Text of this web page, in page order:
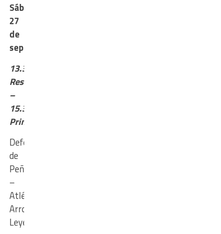
Sábado
27
de
septiembre
13.30
Reserva
–
15.30
Primera
Defensores
de
Peñaloza
–
Atlético
Arroyo
Leyes